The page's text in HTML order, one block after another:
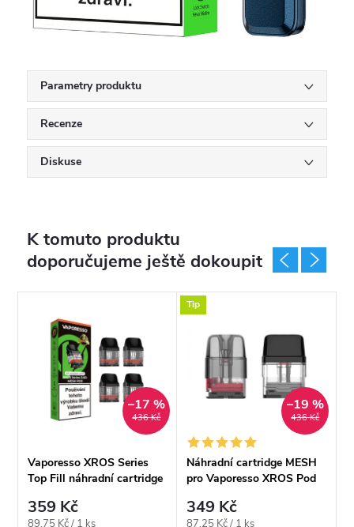
Parametry produktu
Recenze
Diskuse
K tomuto produktu
doporučujeme ještě dokoupit
436 Kč
–17 %
Vaporesso XROS Series
Top Fill náhradní cartridge
359 Kč
Měrná
89,75 Kč / 1 ks
Tip
436 Kč
–19 %
Náhradní cartridge MESH
pro Vaporesso XROS Pod
349 Kč
Měrná
87,25 Kč / 1 ks